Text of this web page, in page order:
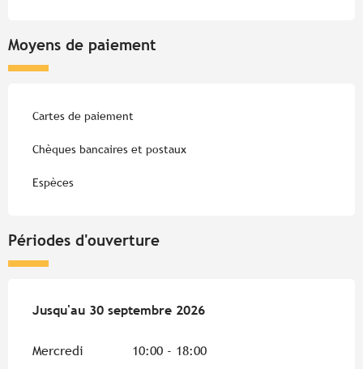
Moyens de paiement
Cartes de paiement
Chèques bancaires et postaux
Espèces
Périodes d'ouverture
Du1 juin 2026au30 septembre 2026
Jusqu'au 30 septembre 2026
Mercredi 10:00 - 18:00